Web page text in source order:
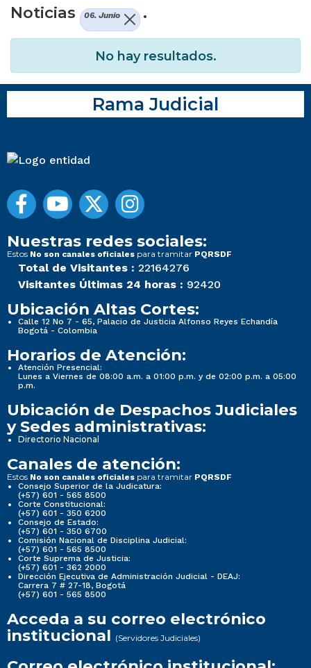
Noticias
06. Junio .
No hay resultados.
Rama Judicial
Nuestras redes sociales:
Estos No son canales oficiales para tramitar PQRSDF
Total de Visitantes : 22164276
Visitantes Últimas 24 horas : 92420
Ubicación Altas Cortes:
Calle 12 No 7 - 65, Palacio de Justicia Alfonso Reyes Echandía
Bogotá - Colombia
Horarios de Atención:
Atención Presencial:
Lunes a Viernes de 08:00 a.m. a 01:00 p.m. y de 02:00 p.m. a 05:00
p.m.
Ubicación de Despachos Judiciales
y Sedes administrativas:
Directorio Nacional
Canales de atención:
Estos No son canales oficiales para tramitar PQRSDF
Consejo Superior de la Judicatura:
(+57) 601 - 565 8500
Corte Constitucional:
(+57) 601 - 350 6200
Consejo de Estado:
(+57) 601 - 350 6700
Comisión Nacional de Disciplina Judicial:
(+57) 601 - 565 8500
Corte Suprema de Justicia:
(+57) 601 - 362 2000
Dirección Ejecutiva de Administración Judicial - DEAJ:
Carrera 7 # 27-18, Bogotá
(+57) 601 - 565 8500
Acceda a su correo electrónico
institucional (Servidores Judiciales)